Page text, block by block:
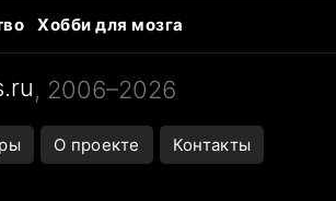
Хобби для мозга
Тунцы в океанариуме
, 2006–2026
О проекте Контакты